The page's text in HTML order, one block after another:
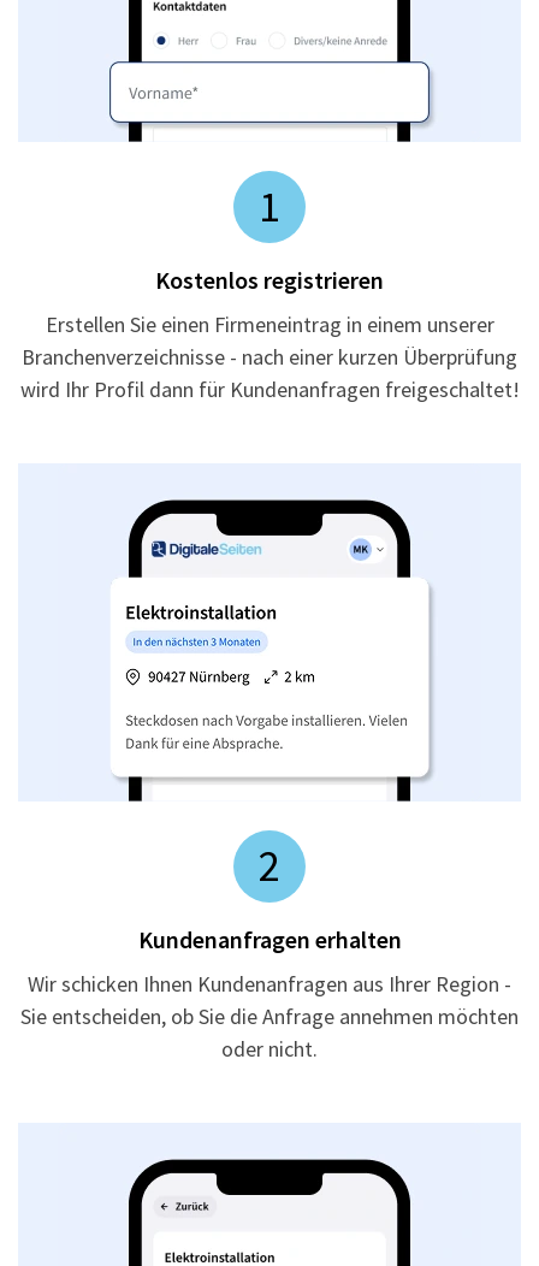
1
Kostenlos registrieren
Erstellen Sie einen Firmeneintrag in einem unserer
Branchenverzeichnisse - nach einer kurzen Überprüfung
wird Ihr Profil dann für Kundenanfragen freigeschaltet!
2
Kundenanfragen erhalten
Wir schicken Ihnen Kundenanfragen aus Ihrer Region -
Sie entscheiden, ob Sie die Anfrage annehmen möchten
oder nicht.